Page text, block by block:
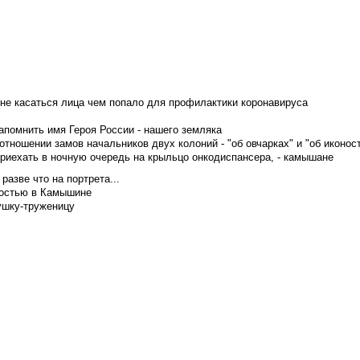
касаться лица чем попало для профилактики коронавируса
имя Героя России - нашего земляка
замов начальников двух колоний - "об овчарках" и "об
в ночную очередь на крыльцо онкодиспансера, - камышане
что на портрета...
в Камышине
труженицу